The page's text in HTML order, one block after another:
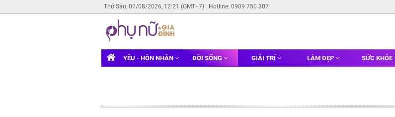
Thứ Sáu, 07/08/2026, 12:21 (GMT+7) Hotline: 0909 750 307
YÊU - HÔN NHÂN ĐỜI SỐNG GIẢI TRÍ LÀM ĐẸP SỨC KHỎE